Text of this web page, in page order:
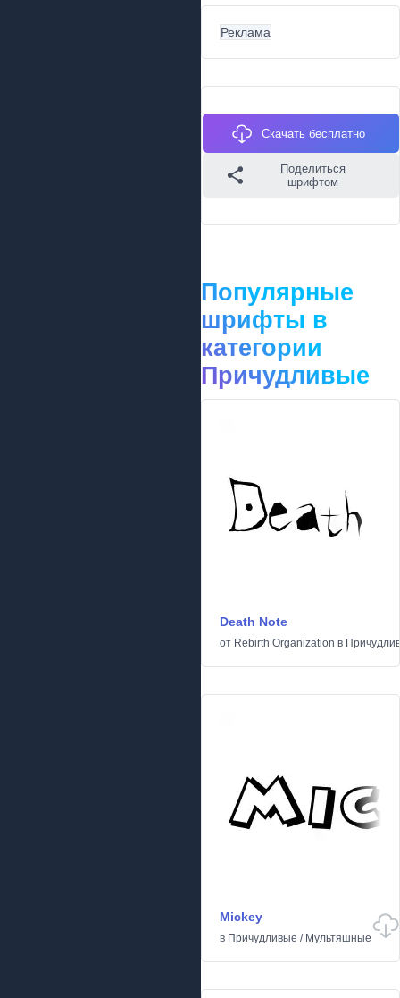
Реклама
Скачать бесплатно
Поделиться
шрифтом
Популярные
шрифты в
категории
Причудливые
Death Note
от Rebirth Organization в
Mickey
в Причудливые / Мультяшные